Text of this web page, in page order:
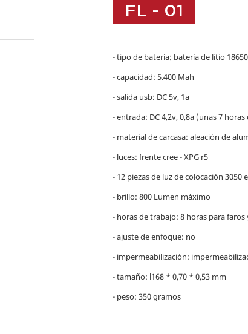
FL - 01
- tipo de batería: batería de litio 18650
- capacidad: 5.400 Mah
- salida usb: DC 5v, 1a
- entrada: DC 4,2v, 0,8a (unas 7
- material de carcasa: aleación de
- luces: frente cree - XPG r5
- 12 piezas de luz de colocación 3050
- brillo: 800 Lumen máximo
- horas de trabajo: 8 horas para
- ajuste de enfoque: no
- impermeabilización:
- tamaño: l168 * 0,70 * 0,53 mm
- peso: 350 gramos